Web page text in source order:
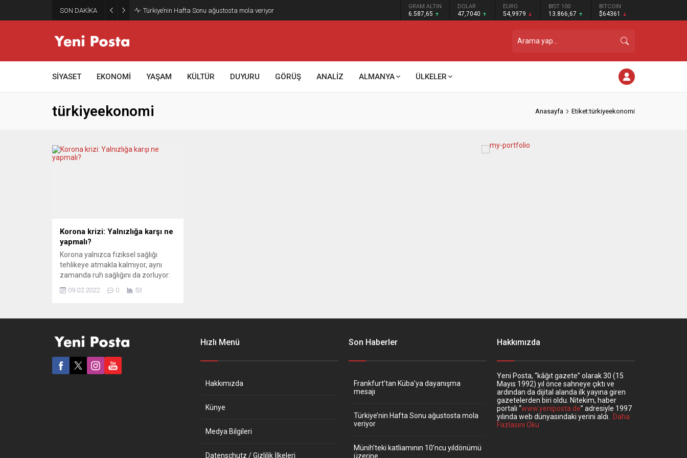
SON DAKİKA Türkiye’nin Hafta Sonu ağustosta mola veriyor GRAM ALTIN
6.587,65
DOLAR
47,7040
EURO
54,9979
BIST 100
13.866,67
BITCOIN
$64361
SİYASET EKONOMİ YAŞAM KÜLTÜR DUYURU GÖRÜŞ ANALİZ ALMANYA ÜLKELER
türkiyeekonomi Anasayfa Etiket:türkiyeekonomi
Korona krizi: Yalnızlığa karşı ne
yapmalı?
Korona yalnızca fiziksel sağlığı
tehlikeye atmakla kalmıyor, aynı
zamanda ruh sağlığını da zorluyor:
Bilim insanları yalnızlık duygularında
yüksek bir artış gözlemledi. AB
insan sayısının iki katına çıktığı
saptandı. Avrupa medyası bundan
farklı sonuçlar çıkarıyor. EL
PERIODICO DE CATALUNYA
09.02.2022 0 53
Hızlı Menü
Hakkımızda
Künye
Medya Bilgileri
Datenschutz / Gizlilik İlkeleri
Son Haberler
Frankfurt’tan Küba’ya dayanışma
mesajı
Türkiye’nin Hafta Sonu ağustosta mola
veriyor
Münih’teki katliamının 10’ncu yıldönümü
üzerine
Hakkımızda
Yeni Posta, “kâğıt gazete” olarak 30 (15
Mayıs 1992) yıl önce sahneye çıktı ve
ardından da dijital alanda ilk yayına giren
gazetelerden biri oldu. Nitekim, haber
portalı “www.yeniposta.de” adresiyle 1997
yılında web dünyasındaki yerini aldı. Daha
Fazlasını Oku